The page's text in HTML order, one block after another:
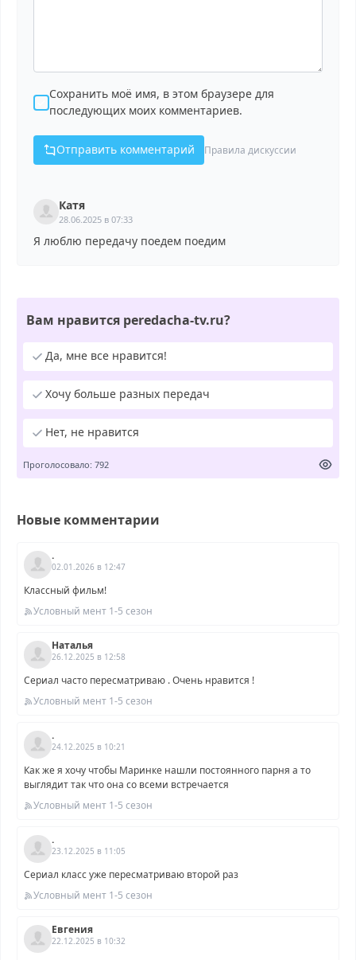
Сохранить моё имя, в этом браузере для
последующих моих комментариев.
Отправить комментарий Правила дискуссии
Катя
28.06.2025 в 07:33
Я люблю передачу поедем поедим
Вам нравится peredacha-tv.ru?
Да, мне все нравится!
Хочу больше разных передач
Нет, не нравится
Проголосовало: 792
Новые комментарии
.
02.01.2026 в 12:47
Классный фильм!
Условный мент 1-5 сезон
Наталья
26.12.2025 в 12:58
Сериал часто пересматриваю . Очень нравится !
Условный мент 1-5 сезон
.
24.12.2025 в 10:21
Как же я хочу чтобы Маринке нашли постоянного парня а то
выглядит так что она со всеми встречается
Условный мент 1-5 сезон
.
23.12.2025 в 11:05
Сериал класс уже пересматриваю второй раз
Условный мент 1-5 сезон
Евгения
22.12.2025 в 10:32